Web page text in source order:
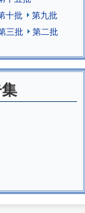
十批
第九批
三批
第二批